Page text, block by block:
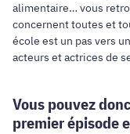
alimentaire… vous
concernent toutes et
école est un pas vers
acteurs et actrices de
Vous pouvez
premier épisode